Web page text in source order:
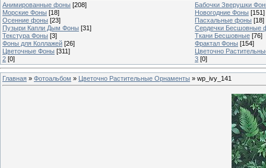
Анимированные фоны [208]
Бабочки Зверушки
Морские Фоны [18] Новогодние Фоны [151]
Осенние фоны [23] Пасхальные фоны [18]
Пузыри Капли Дым Фоны [31]
Сердечки Бесшовные
Текстура Фоны [3] Ткани Бесшовные [76]
Фоны для Коллажей [26] Фрактал Фоны [154]
Цветочные Фоны [311]
Цветочно
2 [0] 3 [0]
Главная » Фотоальбом » Цветочно Растительные Орнаменты » wp_ivy_141